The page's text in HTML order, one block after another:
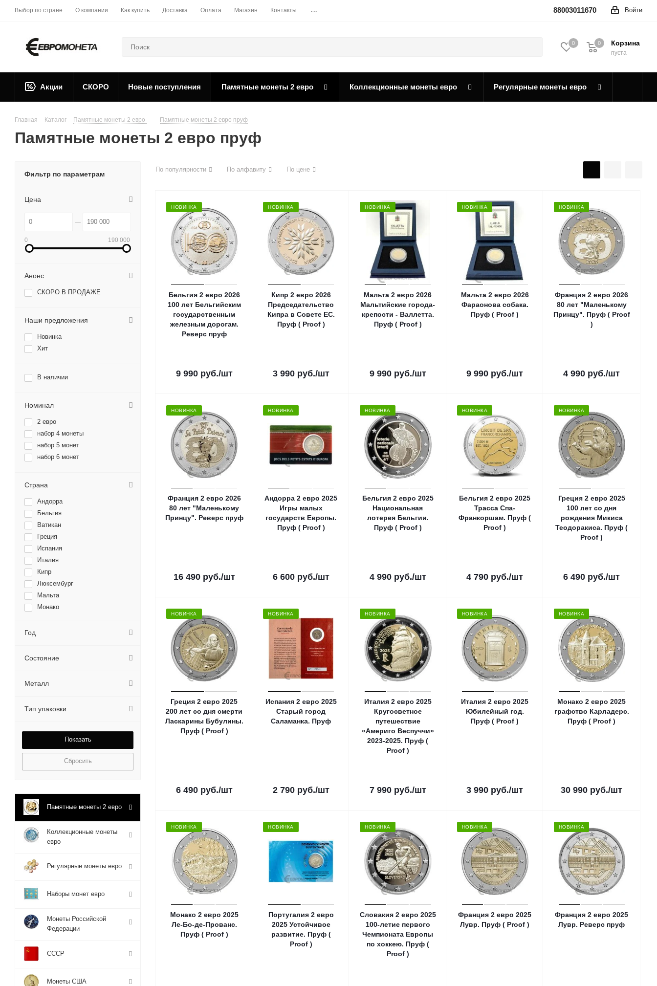
Выбор по стране О компании Как купить Доставка Оплата Магазин Контакты ... Войти
88003011670
0 Корзина
0
пуста
0
Акции СКОРО Новые поступления Памятные монеты 2 евро Коллекционные монеты евро Регулярные монеты евро
Главная - Каталог - Памятные монеты 2 евро - Памятные монеты 2 евро пруф
Памятные монеты 2 евро пруф
По популярности По алфавиту По цене
НОВИНКА
Бельгия 2 евро 2026
100 лет Бельгийским
государственным
железным дорогам.
Реверс пруф
9 990руб./шт
НОВИНКА
Кипр 2 евро 2026
Председательство
Кипра в Совете ЕС.
Пруф ( Proof )
3 990руб./шт
НОВИНКА
Мальта 2 евро 2026
Мальтийские города-
крепости - Валлетта.
Пруф ( Proof )
9 990руб./шт
НОВИНКА
Мальта 2 евро 2026
Фараонова собака.
Пруф ( Proof )
9 990 руб./шт
НОВИНКА
Франция 2 евро 2026
80 лет "Маленькому
Принцу". Пруф ( Proof
)
4 990 руб./шт
НОВИНКА
Франция 2 евро 2026
80 лет "Маленькому
Принцу". Реверс пруф
16 490руб./шт
НОВИНКА
Андорра 2 евро 2025
Игры малых
государств Европы.
Пруф ( Proof )
6 600руб./шт
НОВИНКА
Бельгия 2 евро 2025
Национальная
лотерея Бельгии.
Пруф ( Proof )
4 990руб./шт
НОВИНКА
Бельгия 2 евро 2025
Трасса Спа-
Франкоршам. Пруф (
Proof )
4 790 руб./шт
НОВИНКА
Греция 2 евро 2025
100 лет со дня
рождения Микиса
Теодоракиса. Пруф (
Proof )
6 490 руб./шт
НОВИНКА
Греция 2 евро 2025
200 лет со дня смерти
Ласкарины Бубулины.
Пруф ( Proof )
6 490руб./шт
НОВИНКА
Испания 2 евро 2025
Старый город
Саламанка. Пруф
2 790руб./шт
НОВИНКА
Италия 2 евро 2025
Кругосветное
путешествие
«Америго Веспуччи»
2023-2025. Пруф (
Proof )
7 990руб./шт
НОВИНКА
Италия 2 евро 2025
Юбилейный год.
Пруф ( Proof )
3 990 руб./шт
НОВИНКА
Монако 2 евро 2025
графство Карладерс.
Пруф ( Proof )
30 990 руб./шт
НОВИНКА
Монако 2 евро 2025
Ле-Бо-де-Прованс.
Пруф ( Proof )
НОВИНКА
Португалия 2 евро
2025 Устойчивое
развитие. Пруф (
Proof )
НОВИНКА
Словакия 2 евро 2025
100-летие первого
Чемпионата Европы
по хоккею. Пруф (
Proof )
НОВИНКА
Франция 2 евро 2025
Лувр. Пруф ( Proof )
НОВИНКА
Франция 2 евро 2025
Лувр. Реверс пруф
Фильтр по параметрам
Цена
0 190 000
Анонс
СКОРО В ПРОДАЖЕ
Наши предложения
Новинка
Хит
В наличии
Номинал
2 евро
набор 4 монеты
набор 5 монет
набор 6 монет
Страна
Андорра
Бельгия
Ватикан
Греция
Испания
Италия
Кипр
Люксембург
Мальта
Монако
Год
Состояние
Металл
Тип упаковки
Сбросить
Памятные монеты 2 евро
Коллекционные монеты
евро
Регулярные монеты евро
Наборы монет евро
Монеты Российской
Федерации
СССР
Монеты США